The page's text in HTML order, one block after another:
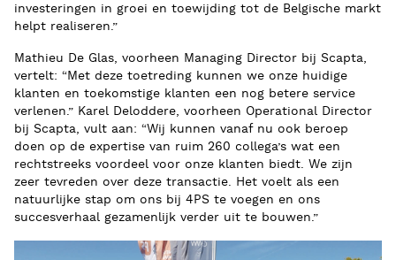
investeringen in groei en toewijding tot de Belgische markt
helpt realiseren.”
Mathieu De Glas, voorheen Managing Director bij Scapta,
vertelt: “Met deze toetreding kunnen we onze huidige
klanten en toekomstige klanten een nog betere service
verlenen.” Karel Deloddere, voorheen Operational Director
bij Scapta, vult aan: “Wij kunnen vanaf nu ook beroep
doen op de expertise van ruim 260 collega’s wat een
rechtstreeks voordeel voor onze klanten biedt. We zijn
zeer tevreden over deze transactie. Het voelt als een
natuurlijke stap om ons bij 4PS te voegen en ons
succesverhaal gezamenlijk verder uit te bouwen.”